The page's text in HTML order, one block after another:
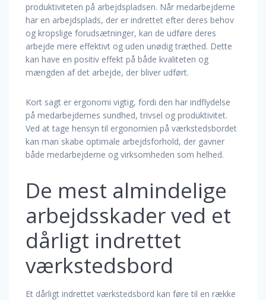
produktiviteten på arbejdspladsen. Når medarbejderne
har en arbejdsplads, der er indrettet efter deres behov
og kropslige forudsætninger, kan de udføre deres
arbejde mere effektivt og uden unødig træthed. Dette
kan have en positiv effekt på både kvaliteten og
mængden af det arbejde, der bliver udført.
Kort sagt er ergonomi vigtig, fordi den har indflydelse
på medarbejdernes sundhed, trivsel og produktivitet.
Ved at tage hensyn til ergonomien på værkstedsbordet
kan man skabe optimale arbejdsforhold, der gavner
både medarbejderne og virksomheden som helhed.
De mest almindelige
arbejdsskader ved et
dårligt indrettet
værkstedsbord
Et dårligt indrettet værkstedsbord kan føre til en række